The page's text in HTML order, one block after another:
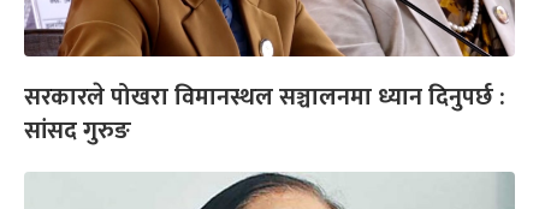
सरकारले पोखरा विमानस्थल सञ्चालनमा ध्यान दिनुपर्छ :
सांसद गुरुङ